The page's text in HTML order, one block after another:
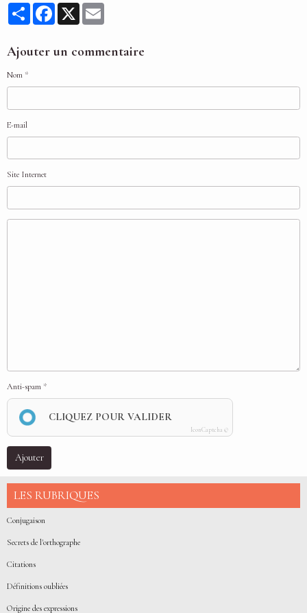
Partager FacebookX
Ajouter un commentaire
Nom
E-mail
Site Internet
Anti-spam
CLIQUEZ POUR VALIDER
IconCaptcha ©
Ajouter
LES RUBRIQUES
Conjugaison
Secrets de l'orthographe
Citations
Définitions oubliées
Origine des expressions